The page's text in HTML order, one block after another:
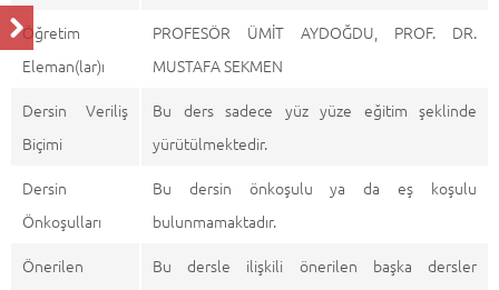
Öğretim
Eleman(lar)ı
PROFESÖR ÜMİT AYDOĞDU, PROF. DR.
MUSTAFA SEKMEN
Dersin Veriliş
Biçimi
Bu ders sadece yüz yüze eğitim şeklinde
yürütülmektedir.
Dersin
Önkoşulları
Bu dersin önkoşulu ya da eş koşulu
bulunmamaktadır.
Önerilen
Bu dersle ilişkili önerilen başka dersler